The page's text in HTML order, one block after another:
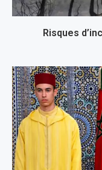
Risques